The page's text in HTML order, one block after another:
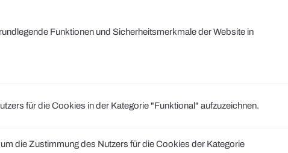
Funktionen und Sicherheitsmerkmale der Website in
für die Cookies in der Kategorie "Funktional" aufzuzeichnen.
die Zustimmung des Nutzers für die Cookies der Kategorie